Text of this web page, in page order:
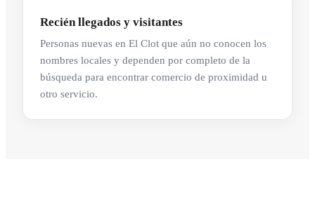
Recién llegados y visitantes
Personas nuevas en El Clot que aún no conocen los
nombres locales y dependen por completo de la
búsqueda para encontrar comercio de proximidad u
otro servicio.